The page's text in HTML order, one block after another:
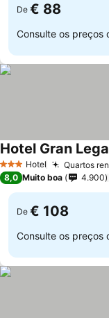
De € 88
Consulte os preços
3 EstrelasHotel Quartos
Hotel Gran
8,0 Muito boa 4.900
De € 108
Consulte os preços